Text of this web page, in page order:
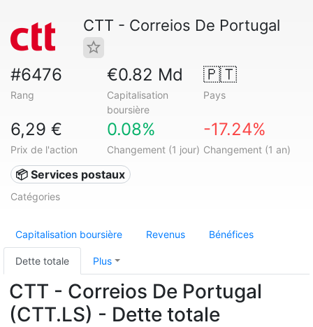
CTT - Correios De Portugal
#6476
Rang
€0.82 Md
Capitalisation
boursière
🇵🇹
Pays
6,29 €
Prix de l'action
0.08%
Changement (1 jour)
-17.24%
Changement (1 an)
📦 Services postaux
Catégories
Capitalisation boursière Revenus Bénéfices
Dette totale Plus
CTT - Correios De Portugal
(CTT.LS) - Dette totale